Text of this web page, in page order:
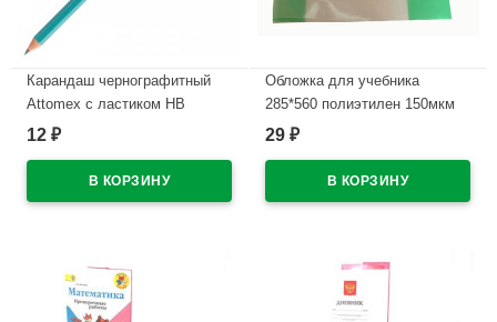
Карандаш чернографитный
Attomex с ластиком НВ
зеленый корпус, пластиковый
12 ₽
Обложка для учебника
285*560 полиэтилен 150мкм
универсальная М арт У 285
29 ₽